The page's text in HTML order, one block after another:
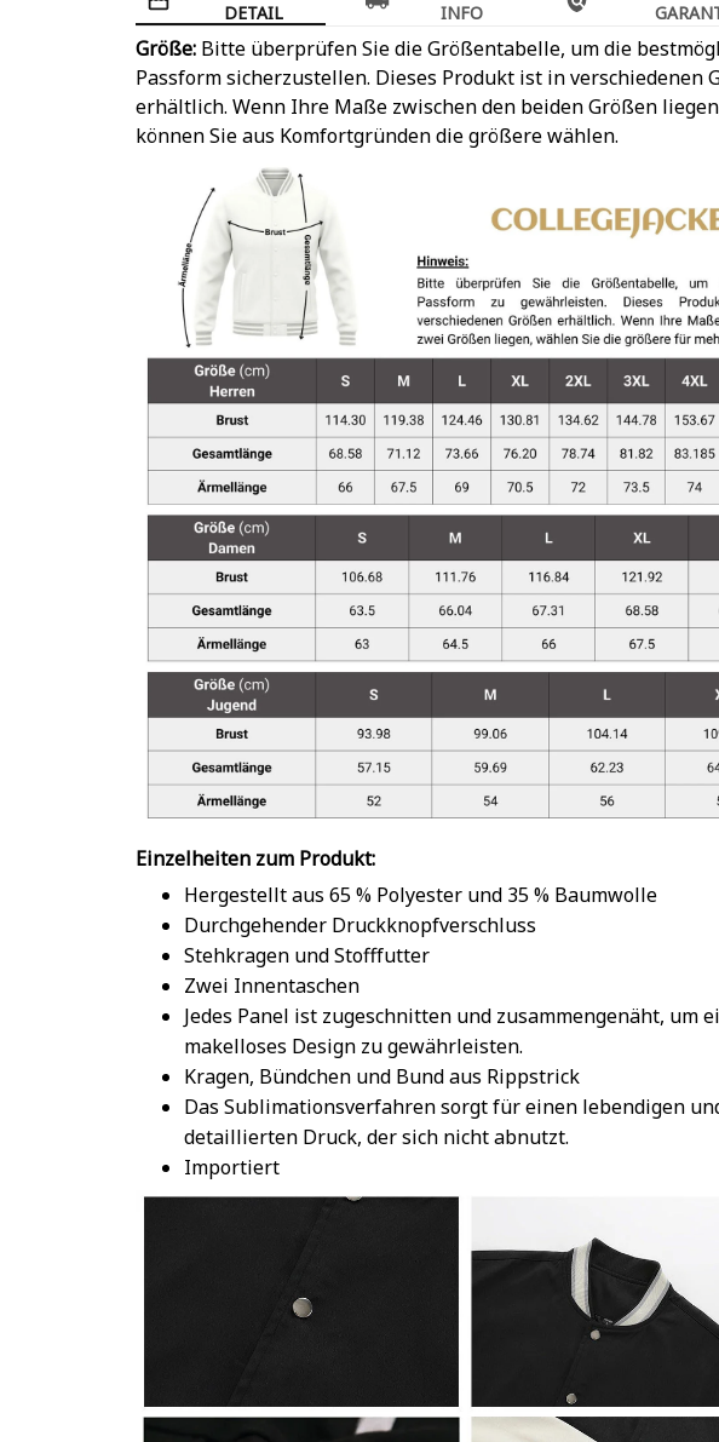
DETAIL
INFO
Größe: Bitte überprüfen Sie die Größentabelle, um die
Passform sicherzustellen. Dieses Produkt ist in verschiedenen
erhältlich. Wenn Ihre Maße zwischen den beiden Größen
können Sie aus Komfortgründen die größere wählen.
Einzelheiten zum Produkt:
Hergestellt aus 65 % Polyester und 35 % Baumwolle
Durchgehender Druckknopfverschluss
Stehkragen und Stofffutter
Zwei Innentaschen
Jedes Panel ist zugeschnitten und zusammengenäht, um
makelloses Design zu gewährleisten.
Kragen, Bündchen und Bund aus Rippstrick
Das Sublimationsverfahren sorgt für einen lebendigen
detaillierten Druck, der sich nicht abnutzt.
Importiert